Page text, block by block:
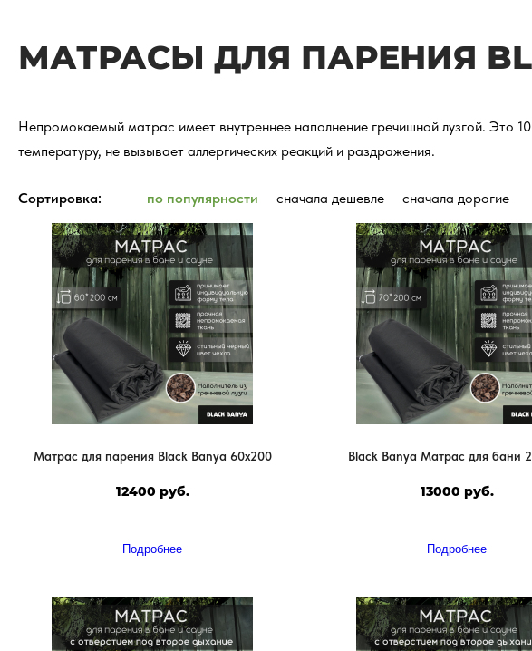
МАТРАСЫ ДЛЯ ПАРЕНИЯ
Непромокаемый матрас имеет внутреннее наполнение гречишной лузгой. Это
температуру, не вызывает аллергических реакций и раздражения.
Сортировка: по популярности сначала дешевле сначала дорогие
Матрас для парения Black Banya 60х200
12400 руб.
Подробнее
Black Banya Матрас для бани
13000 руб.
Подробнее